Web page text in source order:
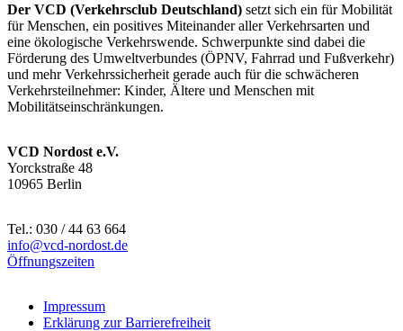
Der VCD (Verkehrsclub Deutschland) setzt sich ein für Mobilität
für Menschen, ein positives Miteinander aller Verkehrsarten und
eine ökologische Verkehrswende. Schwerpunkte sind dabei die
Förderung des Umweltverbundes (ÖPNV, Fahrrad und Fußverkehr)
und mehr Verkehrssicherheit gerade auch für die schwächeren
Verkehrsteilnehmer: Kinder, Ältere und Menschen mit
Mobilitätseinschränkungen.
VCD Nordost e.V.
Yorckstraße 48
10965 Berlin
Tel.: 030 / 44 63 664
info@vcd-nordost.de
Öffnungszeiten
Impressum
Erklärung zur Barrierefreiheit